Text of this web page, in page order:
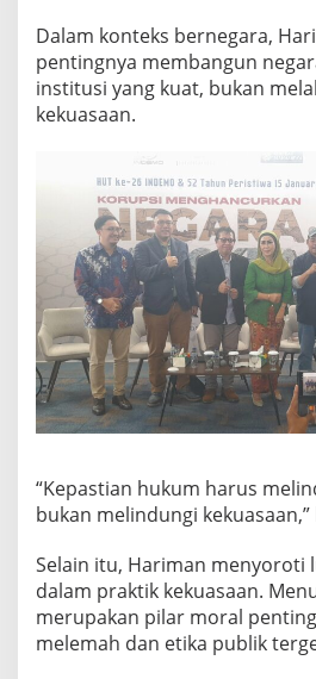
Dalam konteks bernegara,
pentingnya membangun
institusi yang kuat, bukan
kekuasaan.
“Kepastian hukum harus
bukan melindungi kekuasaan,”
Selain itu, Hariman menyoroti
dalam praktik kekuasaan.
merupakan pilar moral
melemah dan etika publik